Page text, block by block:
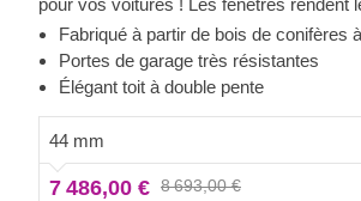
lumineux et accueillant, et la
sécurité de vos voitures. Préparez-vous
d'allers-retours à la station de lavage et à
invités. CLASSIC DUO est un petit bijou
grands avantages !
Fabriqué à partir de bois de conifères
Portes de garage très résistantes
Élégant toit à double pente
44 mm
7 486,00 € 8 693,00 €